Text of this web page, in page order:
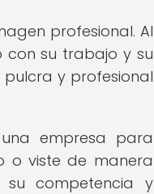
profesional. Al
con su trabajo y su
y profesional
empresa para
o viste de manera
competencia y